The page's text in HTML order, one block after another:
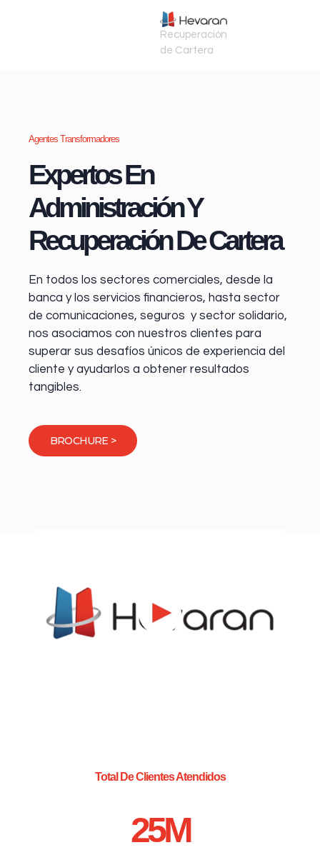
Recuperación
de Cartera
Agentes Transformadores
Expertos En
Administración Y
Recuperación De Cartera
En todos los sectores comerciales, desde la
banca y los servicios financieros, hasta sector
de comunicaciones, seguros y sector solidario,
nos asociamos con nuestros clientes para
superar sus desafíos únicos de experiencia del
cliente y ayudarlos a obtener resultados
tangibles.
BROCHURE >
Total De Clientes Atendidos
25M